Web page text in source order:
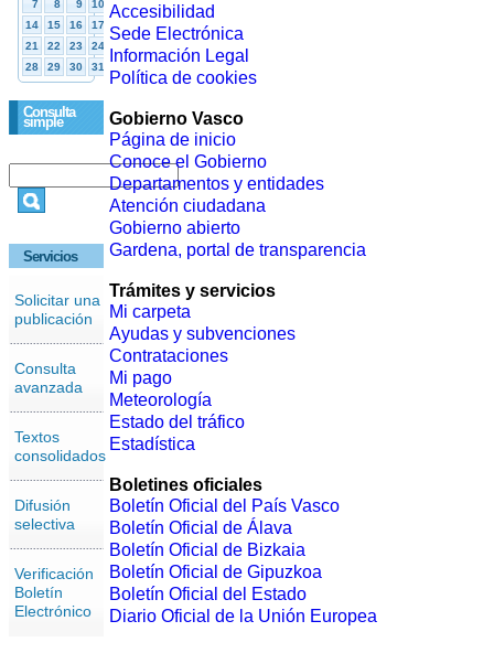
Consulta
simple
Servicios
Solicitar una
publicación
Consulta
avanzada
Textos
consolidados
Difusión
selectiva
Verificación
Boletín
Electrónico
Accesibilidad
Sede Electrónica
Información Legal
Política de cookies
Gobierno Vasco
Página de inicio
Conoce el Gobierno
Departamentos y entidades
Atención ciudadana
Gobierno abierto
Gardena, portal de transparencia
Trámites y servicios
Mi carpeta
Ayudas y subvenciones
Contrataciones
Mi pago
Meteorología
Estado del tráfico
Estadística
Boletines oficiales
Boletín Oficial del País Vasco
Boletín Oficial de Álava
Boletín Oficial de Bizkaia
Boletín Oficial de Gipuzkoa
Boletín Oficial del Estado
Diario Oficial de la Unión Europea